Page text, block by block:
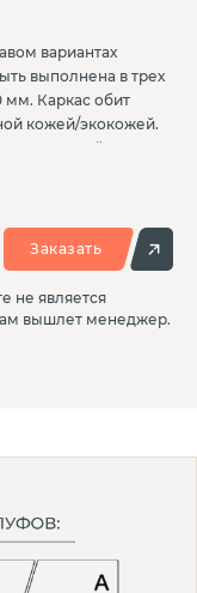
вариантах
выполнена в трех
мм. Каркас обит
кожей/экокожей.
для устойчивости.
и целей.
Заказать
не является
вышлет менеджер.